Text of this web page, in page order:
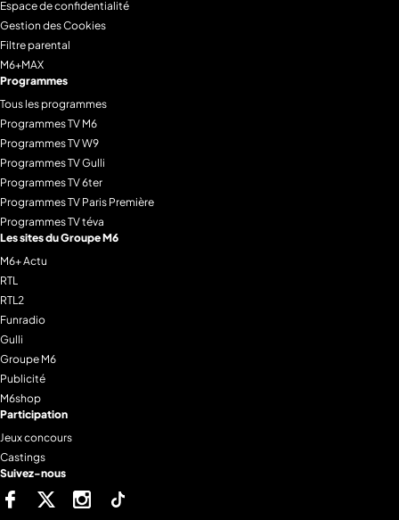
Espace de confidentialité
Gestion des Cookies
Filtre parental
M6+MAX
Programmes
Tous les programmes
Programmes TV M6
Programmes TV W9
Programmes TV Gulli
Programmes TV 6ter
Programmes TV Paris Première
Programmes TV téva
Les sites du Groupe M6
M6+ Actu
RTL
RTL2
Funradio
Gulli
Groupe M6
Publicité
M6shop
Participation
Jeux concours
Castings
Suivez-nous
FacebookTwitter Instagram